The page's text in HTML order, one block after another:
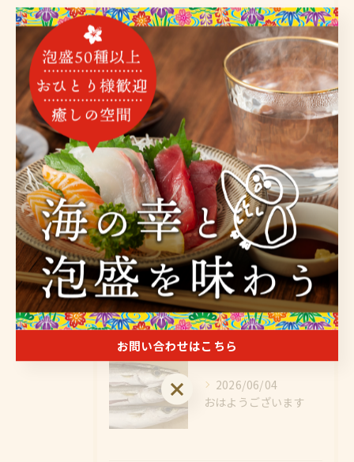
沖縄料理
お酒
宴会
最近の投稿 Recent Posts
2026/06/05
おはようございます
2026/06/04
剣先イカ入荷！！
2026/06/04
おはようございます
お問い合わせはこちら
お問い合わせはこちら